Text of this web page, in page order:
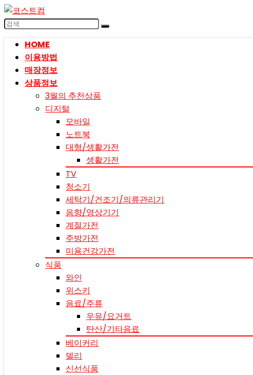
HOME
이용방법
매장정보
상품정보
3월의 추천상품
디지털
모바일
노트북
대형/생활가전
생활가전
TV
청소기
세탁기/건조기/의류관리기
음향/영상기기
계절가전
주방가전
미용건강가전
식품
와인
위스키
음료/주류
우유/요거트
탄산/기타음료
베이커리
델리
신선식품